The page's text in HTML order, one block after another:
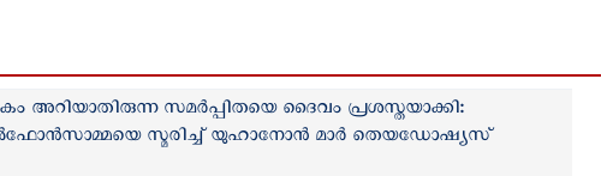
അറിയാതിരുന്ന സമർപ്പിതയെ ദൈവം പ്രശസ്തയാക്കി:
സ്മരിച്ച് യുഹാനോൻ മാർ തെയഡോഷ്യസ്